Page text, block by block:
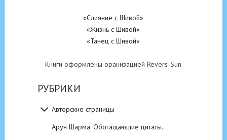
«Слияние с Шивой»
«Жизнь с Шивой»
«Танец с Шивой»
Книги оформлены оранизацией Revers-Sun
РУБРИКИ
Авторские страницы
Арун Шарма. Обогащающие цитаты.